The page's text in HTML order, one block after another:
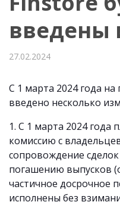
введены
27.02.2024
С 1 марта 2024 года
введено несколько
1. С 1 марта 2024 года
комиссию с
сопровождение
погашению выпусков
частичное досрочное
исполнены без